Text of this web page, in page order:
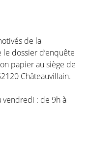
de la
dossier d’enquête
papier au siège de
Châteauvillain.
: de 9h à